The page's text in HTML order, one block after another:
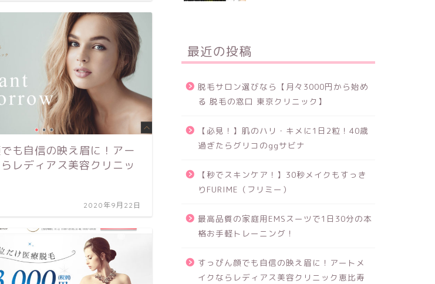
も自信の映え眉に！アー
レディアス美容クリニッ
2020年9月22日
最近の投稿
脱毛サロン選びなら【月々3000円から始め
る 脱毛の窓口 東京クリニック】
【必見！】肌のハリ・キメに1日2粒！40歳
過ぎたらグリコのggサビナ
【秒でスキンケア！】30秒メイクもすっき
りFURIME（フリミー）
最高品質の家庭用EMSスーツで1日30分の本
格お手軽トレーニング！
すっぴん顔でも自信の映え眉に！アートメ
イクならレディアス美容クリニック恵比寿